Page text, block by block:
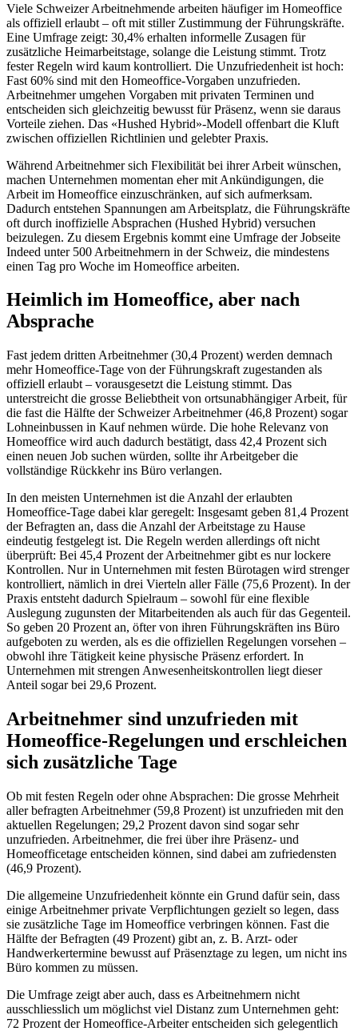
Viele Schweizer Arbeitnehmende arbeiten häufiger im Homeoffice
als offiziell erlaubt – oft mit stiller Zustimmung der Führungskräfte.
Eine Umfrage zeigt: 30,4% erhalten informelle Zusagen für
zusätzliche Heimarbeitstage, solange die Leistung stimmt. Trotz
fester Regeln wird kaum kontrolliert. Die Unzufriedenheit ist hoch:
Fast 60% sind mit den Homeoffice-Vorgaben unzufrieden.
Arbeitnehmer umgehen Vorgaben mit privaten Terminen und
entscheiden sich gleichzeitig bewusst für Präsenz, wenn sie daraus
Vorteile ziehen. Das «Hushed Hybrid»-Modell offenbart die Kluft
zwischen offiziellen Richtlinien und gelebter Praxis.
Während Arbeitnehmer sich Flexibilität bei ihrer Arbeit wünschen,
machen Unternehmen momentan eher mit Ankündigungen, die
Arbeit im Homeoffice einzuschränken, auf sich aufmerksam.
Dadurch entstehen Spannungen am Arbeitsplatz, die Führungskräfte
oft durch inoffizielle Absprachen (Hushed Hybrid) versuchen
beizulegen. Zu diesem Ergebnis kommt eine Umfrage der Jobseite
Indeed unter 500 Arbeitnehmern in der Schweiz, die mindestens
einen Tag pro Woche im Homeoffice arbeiten.
Heimlich im Homeoffice, aber nach
Absprache
Fast jedem dritten Arbeitnehmer (30,4 Prozent) werden demnach
mehr Homeoffice-Tage von der Führungskraft zugestanden als
offiziell erlaubt – vorausgesetzt die Leistung stimmt. Das
unterstreicht die grosse Beliebtheit von ortsunabhängiger Arbeit, für
die fast die Hälfte der Schweizer Arbeitnehmer (46,8 Prozent) sogar
Lohneinbussen in Kauf nehmen würde. Die hohe Relevanz von
Homeoffice wird auch dadurch bestätigt, dass 42,4 Prozent sich
einen neuen Job suchen würden, sollte ihr Arbeitgeber die
vollständige Rückkehr ins Büro verlangen.
In den meisten Unternehmen ist die Anzahl der erlaubten
Homeoffice-Tage dabei klar geregelt: Insgesamt geben 81,4 Prozent
der Befragten an, dass die Anzahl der Arbeitstage zu Hause
eindeutig festgelegt ist. Die Regeln werden allerdings oft nicht
überprüft: Bei 45,4 Prozent der Arbeitnehmer gibt es nur lockere
Kontrollen. Nur in Unternehmen mit festen Bürotagen wird strenger
kontrolliert, nämlich in drei Vierteln aller Fälle (75,6 Prozent). In der
Praxis entsteht dadurch Spielraum – sowohl für eine flexible
Auslegung zugunsten der Mitarbeitenden als auch für das Gegenteil.
So geben 20 Prozent an, öfter von ihren Führungskräften ins Büro
aufgeboten zu werden, als es die offiziellen Regelungen vorsehen –
obwohl ihre Tätigkeit keine physische Präsenz erfordert. In
Unternehmen mit strengen Anwesenheitskontrollen liegt dieser
Anteil sogar bei 29,6 Prozent.
Arbeitnehmer sind unzufrieden mit
Homeoffice-Regelungen und erschleichen
sich zusätzliche Tage
Ob mit festen Regeln oder ohne Absprachen: Die grosse Mehrheit
aller befragten Arbeitnehmer (59,8 Prozent) ist unzufrieden mit den
aktuellen Regelungen; 29,2 Prozent davon sind sogar sehr
unzufrieden. Arbeitnehmer, die frei über ihre Präsenz- und
Homeofficetage entscheiden können, sind dabei am zufriedensten
(46,9 Prozent).
Die allgemeine Unzufriedenheit könnte ein Grund dafür sein, dass
einige Arbeitnehmer private Verpflichtungen gezielt so legen, dass
sie zusätzliche Tage im Homeoffice verbringen können. Fast die
Hälfte der Befragten (49 Prozent) gibt an, z. B. Arzt- oder
Handwerkertermine bewusst auf Präsenztage zu legen, um nicht ins
Büro kommen zu müssen.
Die Umfrage zeigt aber auch, dass es Arbeitnehmern nicht
ausschliesslich um möglichst viel Distanz zum Unternehmen geht:
72 Prozent der Homeoffice-Arbeiter entscheiden sich gelegentlich